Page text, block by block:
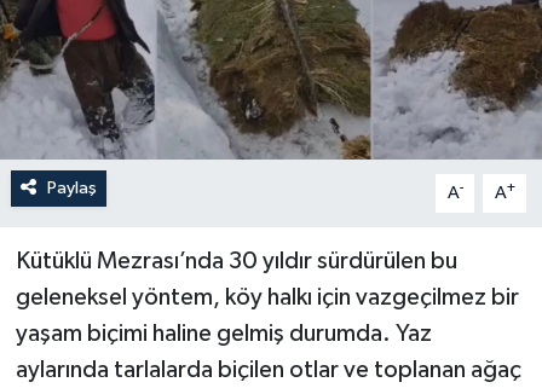
Paylaş A- A+
Kütüklü Mezrası’nda 30 yıldır sürdürülen bu
geleneksel yöntem, köy halkı için vazgeçilmez bir
yaşam biçimi haline gelmiş durumda. Yaz
aylarında tarlalarda biçilen otlar ve toplanan ağaç